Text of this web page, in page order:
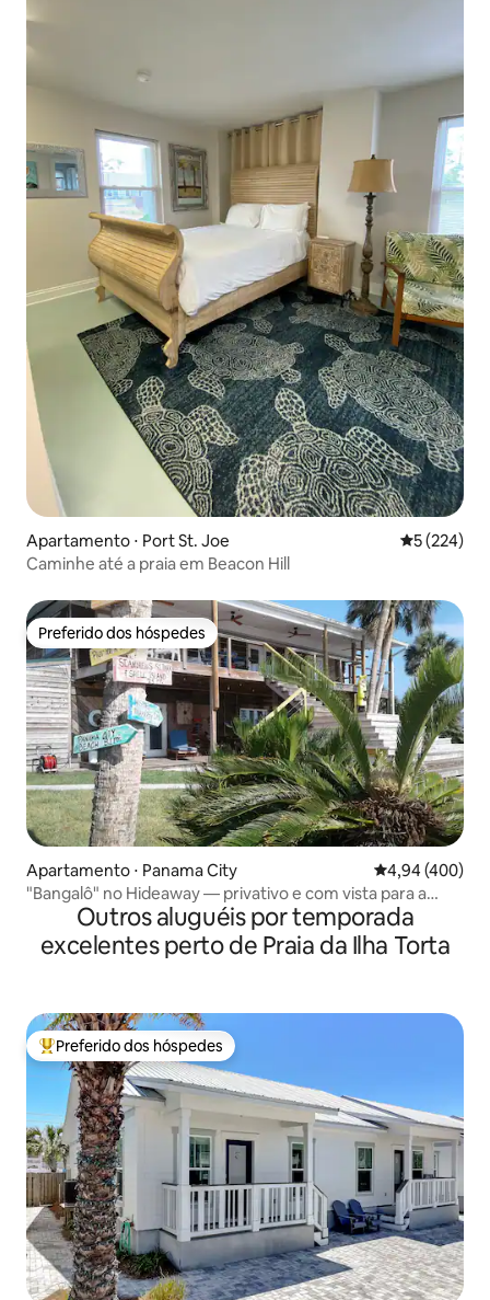
Apartamento ⋅ Port St. Joe 5 de uma
5 (224)
Caminhe até a praia em Beacon Hill
Preferido dos hóspedes
Preferido dos hóspedes
Apartamento ⋅ Panama City 4,94 de uma
4,94 (400)
"Bangalô" no Hideaway — privativo e com vista para a
Outros aluguéis por temporada
excelentes perto de Praia da Ilha Torta
Entre os melhores preferidos dos hóspedes
Preferido dos hóspedes